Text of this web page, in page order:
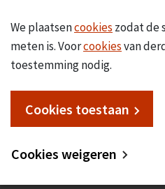
We plaatsencookies zodat de
meten is. Voorcookiesvan
toestemming nodig.
Cookies toestaan
Cookies weigeren